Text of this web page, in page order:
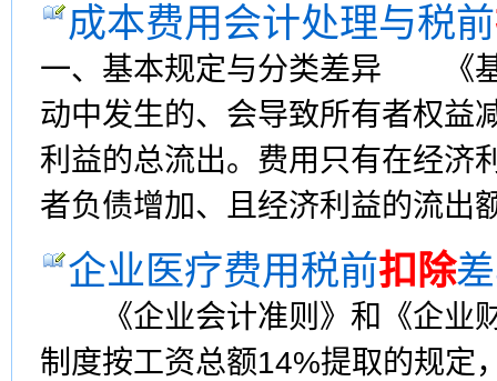
成本费用会计处理与税前
一、基本规定与分类差异 《基
动中发生的、会导致所有者权益
利益的总流出。费用只有在经济
者负债增加、且经济利益的流出
企业医疗费用税前扣除
《企业会计准则》和《企业财
制度按工资总额14%提取的规定